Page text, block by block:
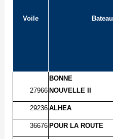
Voile Bateau
27966
BONNE
NOUVELLE II
29236 ALHEA
36676 POUR LA ROUTE